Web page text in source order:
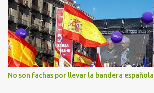
No son fachas por llevar la bandera española